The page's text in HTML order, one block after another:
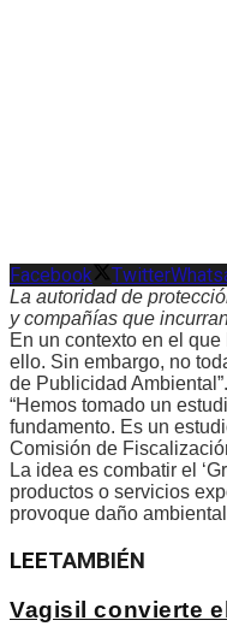
Facebook Twitter
La autoridad de
y compañías que
En un contexto en el
ello. Sin embargo, no
de Publicidad
“Hemos tomado un
fundamento. Es un
Comisión de
La idea es combatir el
productos o servicios
provoque daño ambiental
LEETAMBIÉN
Vagisil convierte